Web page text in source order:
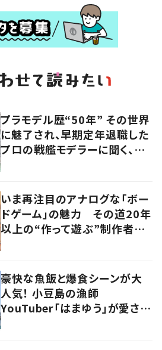
プラモデル歴“50年” その世界
に魅了され、早期定年退職した
プロの戦艦モデラーに聞く、充
いま再注目のアナログな「ボー
ドゲーム」の魅力 その道20年
以上の“作って遊ぶ”制作者に
豪快な魚飯と爆食シーンが大
人気！ 小豆島の漁師
YouTuber「はまゆう」が愛され